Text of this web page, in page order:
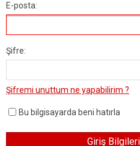
E-posta:
Şifre:
Şifremi unuttum ne yapabilirim ?
Bu bilgisayarda beni hatırla